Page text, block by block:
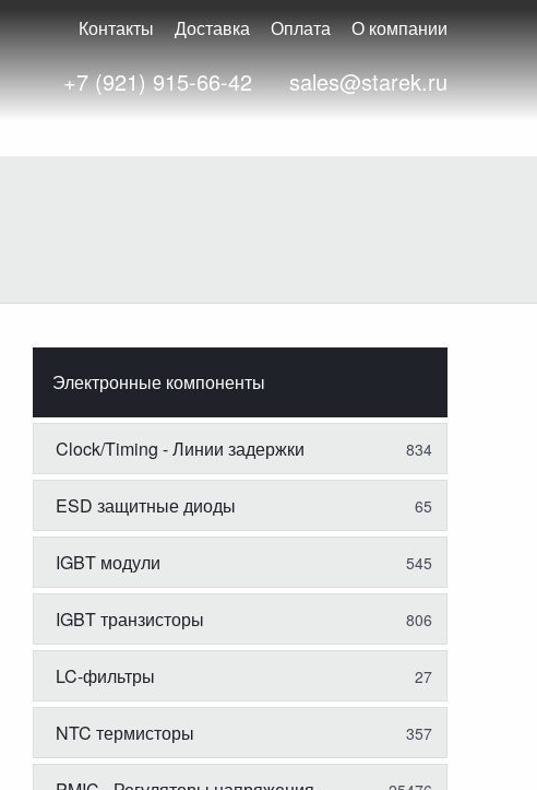
Контакты Доставка Оплата О компании
+7 (921) 915-66-42 sales@starek.ru
Электронные компоненты
Clock/Timing - Линии задержки 834
ESD защитные диоды 65
IGBT модули 545
IGBT транзисторы 806
LC-фильтры 27
NTC термисторы 357